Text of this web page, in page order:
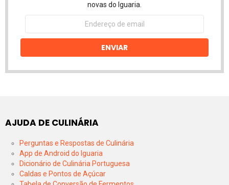
novas do Iguaria.
Endereço
email
ENVIAR
AJUDA DE CULINÁRIA
Perguntas e Respostas de Culinária
App de Android do Iguaria
Dicionário de Culinária Portuguesa
Caldas e Pontos de Açúcar